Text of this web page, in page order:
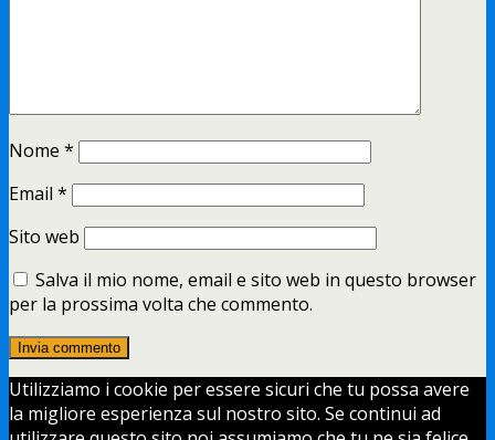
Nome *
Email *
Sito web
Salva il mio nome, email e sito web in questo browser
per la prossima volta che commento.
Utilizziamo i cookie per essere sicuri che tu possa avere
la migliore esperienza sul nostro sito. Se continui ad